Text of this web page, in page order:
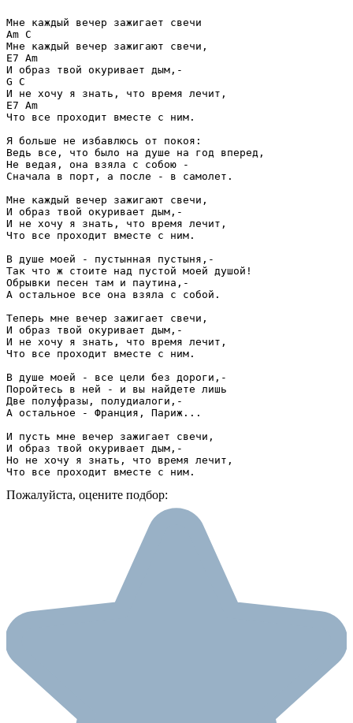
Мне каждый вечер зажигает свечи
Am C
Мне каждый вечер зажигают свечи,
E7 Am
И образ твой окуривает дым,-
G C
И не хочу я знать, что время лечит,
E7 Am
Что все проходит вместе с ним.
Я больше не избавлюсь от покоя:
Ведь все, что было на душе на год вперед,
Не ведая, она взяла с собою -
Сначала в порт, а после - в самолет.
Мне каждый вечер зажигают свечи,
И образ твой окуривает дым,-
И не хочу я знать, что время лечит,
Что все проходит вместе с ним.
В душе моей - пустынная пустыня,-
Так что ж стоите над пустой моей душой!
Обрывки песен там и паутина,-
А остальное все она взяла с собой.
Теперь мне вечер зажигает свечи,
И образ твой окуривает дым,-
И не хочу я знать, что время лечит,
Что все проходит вместе с ним.
В душе моей - все цели без дороги,-
Поройтесь в ней - и вы найдете лишь
Две полуфразы, полудиалоги,-
А остальное - Франция, Париж...
И пусть мне вечер зажигает свечи,
И образ твой окуривает дым,-
Но не хочу я знать, что время лечит,
Что все проходит вместе с ним.
Пожалуйста, оцените подбор: